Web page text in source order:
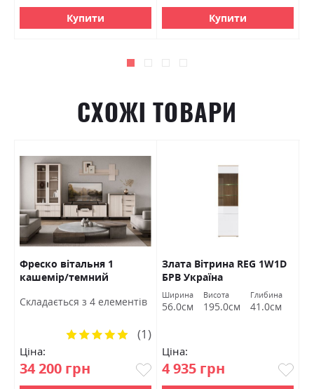
Купити Купити
СХОЖІ ТОВАРИ
Фреско вітальня 1
кашемір/темний
Cкладається з 4 елементів
Ціна:
34 200 грн
Рейтинг:
(1)
Злата Вітрина REG 1W1D
БРВ Україна
Ширина
56.0см
Висота
195.0см
Глибина
41.0см
Ціна:
4 935 грн